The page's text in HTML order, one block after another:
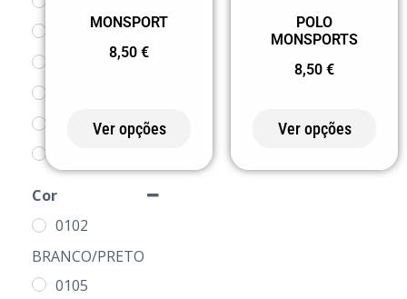
Cor
0102
BRANCO/PRETO
0105
MONSPORT
8,50 €
Ver opções
POLO
MONSPORTS
8,50 €
Ver opções